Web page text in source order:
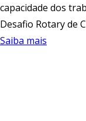
capacidade dos
Desafio Rotary de
Saiba mais